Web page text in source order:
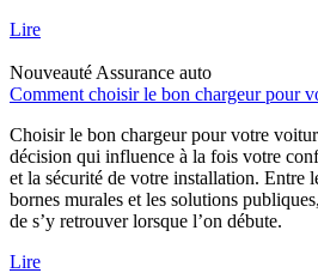
Lire
Nouveauté Assurance auto
Comment choisir le bon chargeur pour
Choisir le bon chargeur pour votre
décision qui influence à la fois votre
et la sécurité de votre installation. Entre
bornes murales et les solutions
de s’y retrouver lorsque l’on débute.
Lire